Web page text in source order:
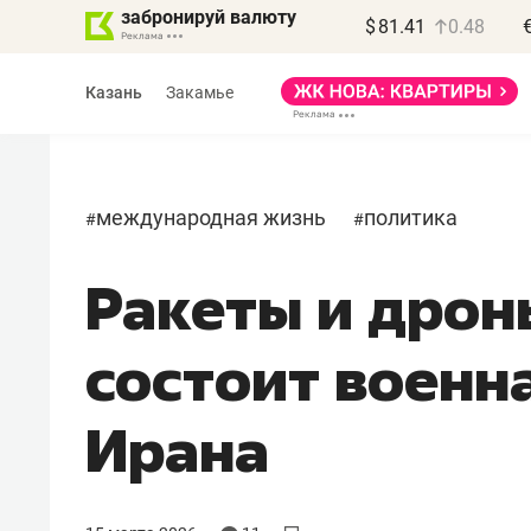
забронируй валюту $ 81.41 0.48
Казань Закамье
#международная жизнь #политика
Ракеты и
состоит
Ирана
Василь Мазитов
МАРТ
«Не зная местных
потерять минимум